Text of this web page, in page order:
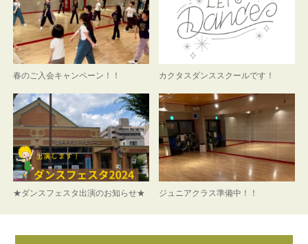
春のご入会キャンペーン！！ カクタスダンススクールです！
★ダンスフェスタ出演のお知らせ★ ジュニアクラス準備中！！